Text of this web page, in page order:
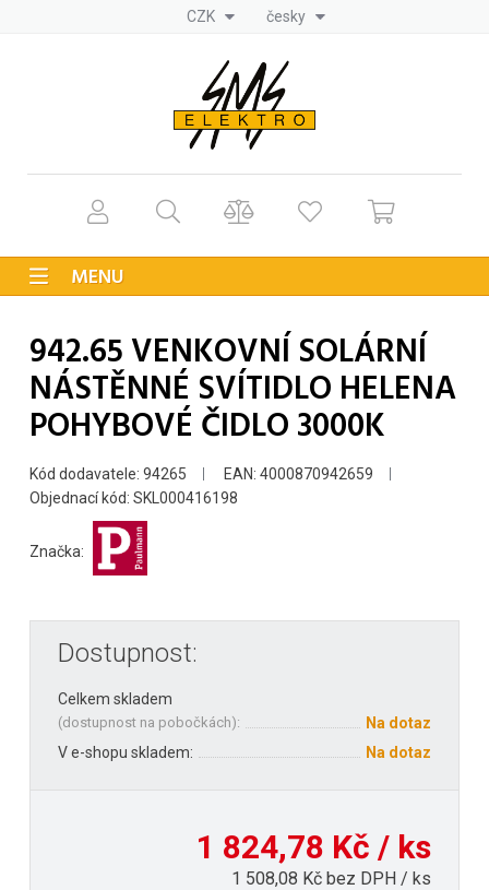
CZK česky
MENU
942.65 VENKOVNÍ SOLÁRNÍ
NÁSTĚNNÉ SVÍTIDLO HELENA
POHYBOVÉ ČIDLO 3000K
Kód dodavatele: 94265
EAN: 4000870942659
Objednací kód: SKL000416198
Značka:
Dostupnost:
Celkem skladem
(dostupnost na pobočkách):
Na dotaz
V e-shopu skladem:
Na dotaz
1 824,78 Kč / ks
1 508,08 Kč bez DPH / ks